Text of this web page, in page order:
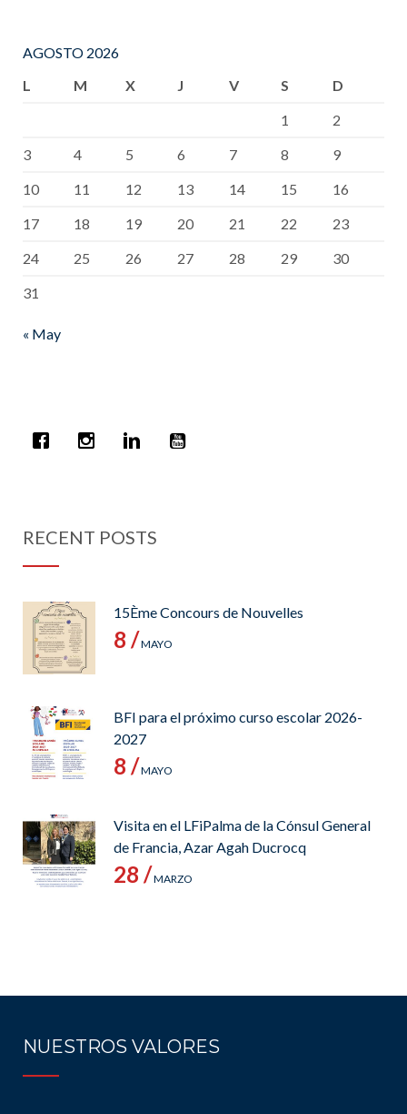
AGOSTO 2026
L
M X J V S
D
1
2
3
4 5 6 7 8
9
10
11 12 13 14 15
16
17
18 19 20 21 22
23
24
25 26 27 28 29
30
31
« May
RECENT POSTS
15Ème Concours de Nouvelles
8 /MAYO
BFI para el próximo curso escolar 2026-
2027
8 /MAYO
Visita en el LFiPalma de la Cónsul General
de Francia, Azar Agah Ducrocq
28 /MARZO
NUESTROS VALORES